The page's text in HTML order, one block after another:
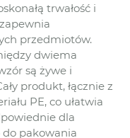
trwałość i
przedmiotów.
dwiema
są żywe i
produkt, łącznie z
PE, co ułatwia
dla
pakowania